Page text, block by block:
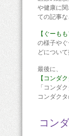
や健康に
ての記事な
【ぐーも
の様子や
どについて
最後に、
【コンダ
「コンダ
コンダク
コン